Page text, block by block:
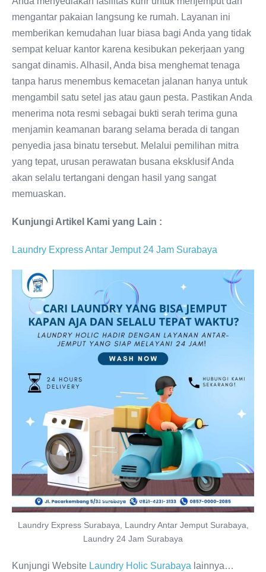
mengantar pakaian langsung ke rumah. Layanan ini
memberikan kemudahan luar biasa bagi Anda yang tidak
sempat keluar kantor karena kesibukan pekerjaan yang
sangat dinamis. Alhasil, Anda bisa menghemat tenaga
tanpa harus menembus kemacetan jalanan hanya untuk
mengambil satu setel jas atau gaun pesta. Pastikan Anda
menerima nota resmi sebagai bukti serah terima guna
menjamin keamanan barang selama berada di tangan
penyedia jasa binatu tersebut. Melalui pemilihan mitra
yang tepat, urusan perawatan busana eksklusif Anda
akan selalu tertangani dengan hasil yang sangat
memuaskan.
Kunjungi Artikel Kami yang Lain :
Laundry Express Antar Jemput 24 Jam Surabaya
Laundry Express Surabaya, Laundry Antar Jemput Surabaya,
Laundry 24 Jam Surabaya
Kunjungi Website Laundry Holic Surabaya lainnya…